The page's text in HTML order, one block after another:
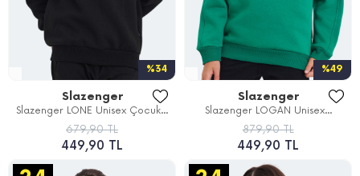
%34
Slazenger
Slazenger LONE Unisex Çocuk...
679,90 TL
449,90 TL
%49
Slazenger
Slazenger LOGAN Unisex...
879,90 TL
449,90 TL